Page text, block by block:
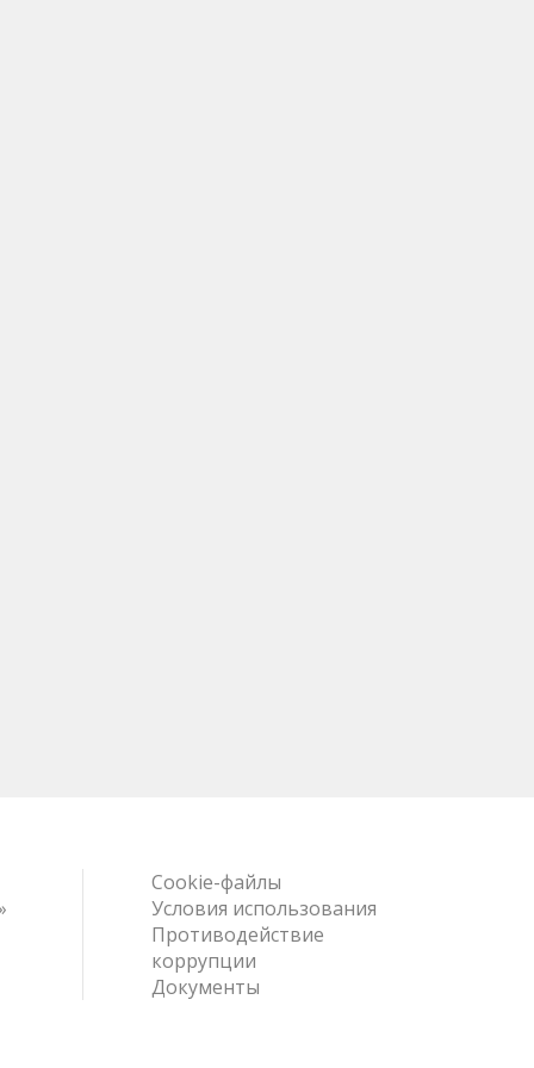
Cookie-файлы
Условия использования
Противодействие
коррупции
Документы